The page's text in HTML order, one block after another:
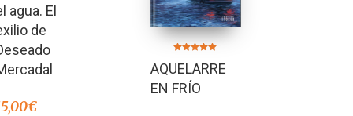
agua. El
de
€
5.00
de 5
AQUELARRE
EN FRÍO